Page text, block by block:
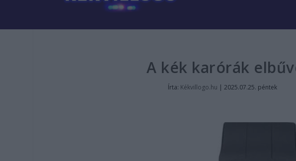
A kék karórák
Írta: Kékvillogo.hu |2025.07.25. péntek